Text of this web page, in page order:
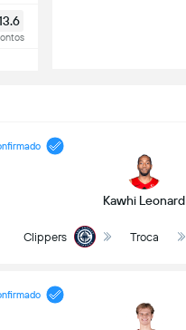
Kawhi Leonard
Clippers Troca